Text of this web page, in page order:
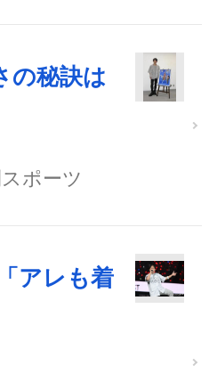
の秘訣は
ポーツ
アレも着